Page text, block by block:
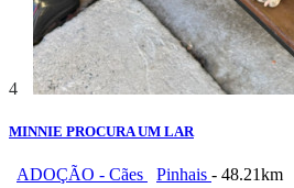
4
MINNIE PROCURA UM LAR
ADOÇÃO - Cães Pinhais - 48.21km